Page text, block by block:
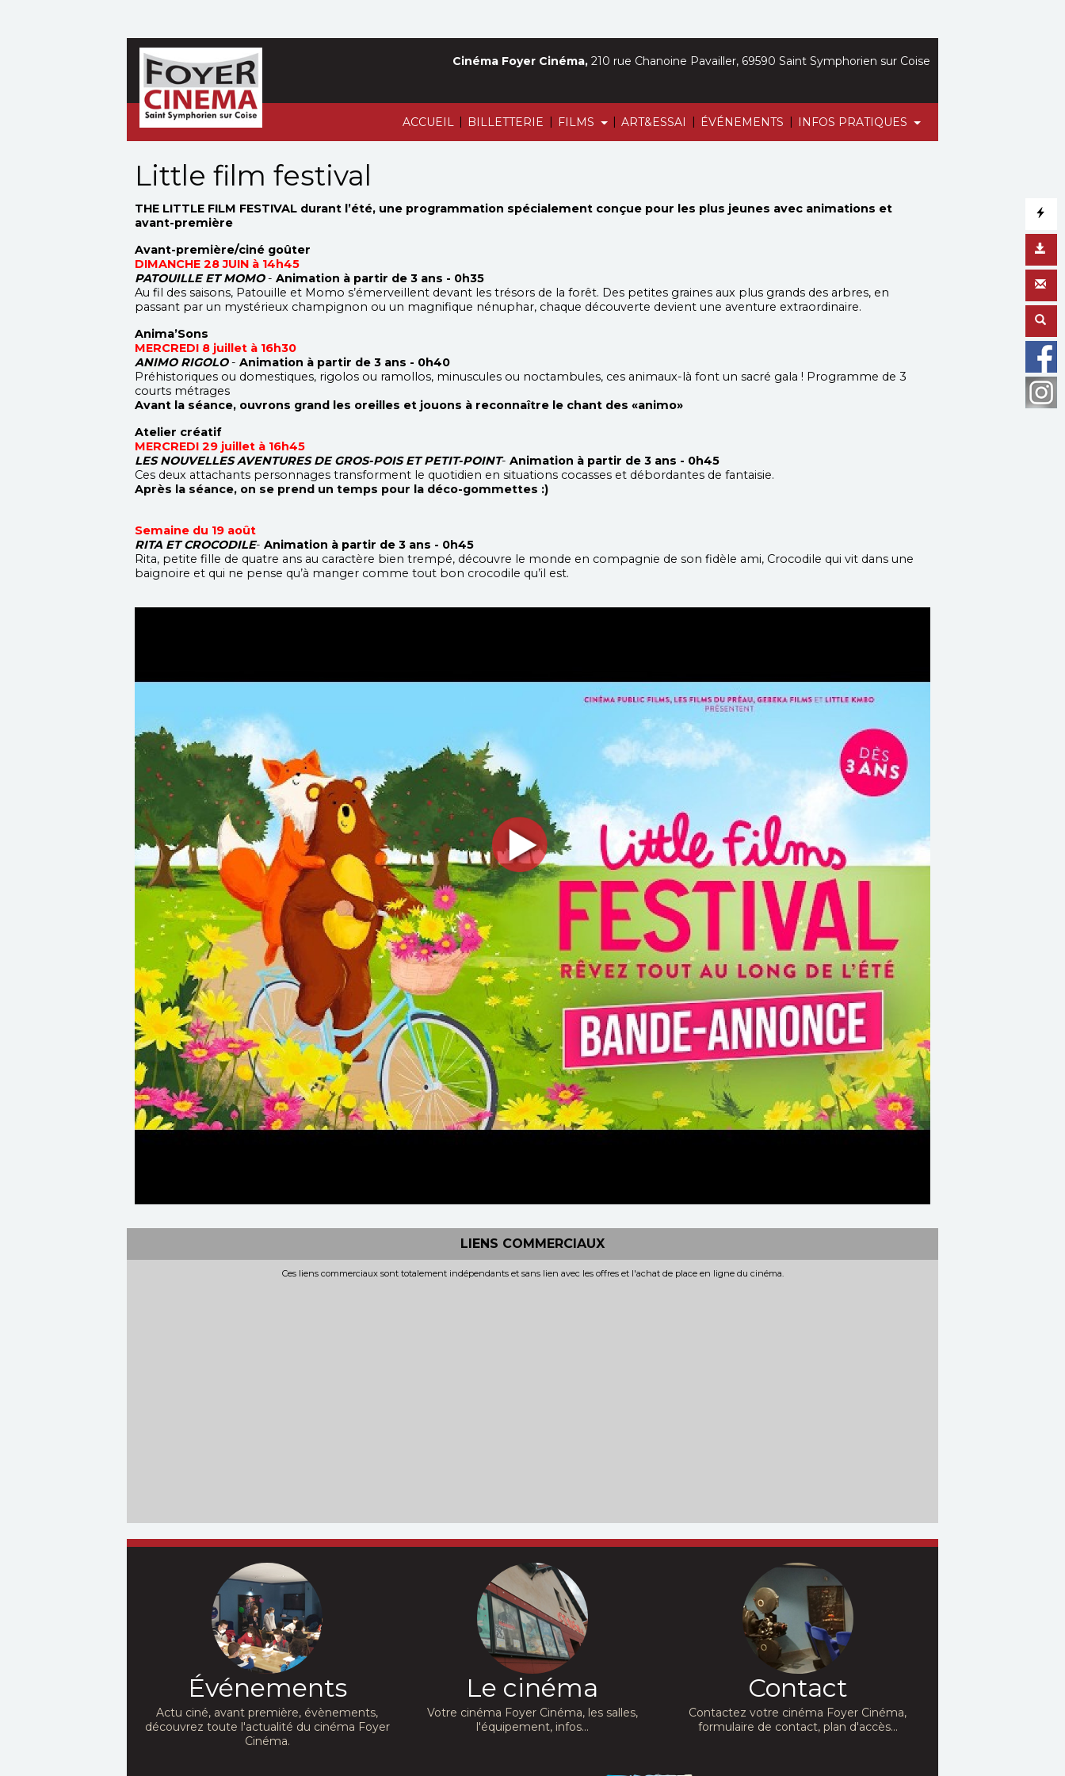
ACCUEIL | BILLETTERIE | FILMS | ART&ESSAI | ÉVÉNEMENTS | INFOS PRATIQUES
Cinéma Foyer Cinéma, 210 rue Chanoine Pavailler, 69590 Saint Symphorien sur Coise
Little film festival
THE LITTLE FILM FESTIVAL durant l’été, une programmation spécialement conçue pour les plus jeunes avec animations et
avant-première
Avant-première/ciné goûter
DIMANCHE 28 JUIN à 14h45
PATOUILLE ET MOMO- Animation à partir de 3 ans - 0h35
Au fil des saisons, Patouille et Momo s’émerveillent devant les trésors de la forêt. Des petites graines aux plus grands des arbres, en
passant par un mystérieux champignon ou un magnifique nénuphar, chaque découverte devient une aventure extraordinaire.
Anima’Sons
MERCREDI 8 juillet à 16h30
ANIMO RIGOLO- Animation à partir de 3 ans - 0h40
Préhistoriques ou domestiques, rigolos ou ramollos, minuscules ou noctambules, ces animaux-là font un sacré gala ! Programme de 3
courts métrages
Avant la séance, ouvrons grand les oreilles et jouons à reconnaître le chant des «animo»
Atelier créatif
MERCREDI 29 juillet à 16h45
LES NOUVELLES AVENTURES DE GROS-POIS ET PETIT-POINT- Animation à partir de 3 ans - 0h45
Ces deux attachants personnages transforment le quotidien en situations cocasses et débordantes de fantaisie.
Après la séance, on se prend un temps pour la déco-gommettes :)
Semaine du 19 août
RITA ET CROCODILE- Animation à partir de 3 ans - 0h45
Rita, petite fille de quatre ans au caractère bien trempé, découvre le monde en compagnie de son fidèle ami, Crocodile qui vit dans une
baignoire et qui ne pense qu’à manger comme tout bon crocodile qu’il est.
LIENS COMMERCIAUX
Ces liens commerciaux sont totalement indépendants et sans lien avec les offres et l'achat de place en ligne du cinéma.
Événements
Actu ciné, avant première, évènements,
découvrez toute l'actualité du cinéma Foyer
Cinéma.
Le cinéma
Votre cinéma Foyer Cinéma, les salles,
l'équipement, infos...
Contact
Contactez votre cinéma Foyer Cinéma,
formulaire de contact, plan d'accès...